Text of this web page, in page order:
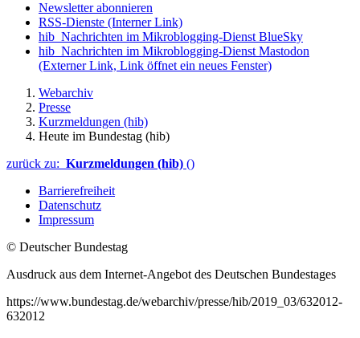
Newsletter abonnieren
RSS-Dienste (Interner Link)
hib_Nachrichten im Mikroblogging-Dienst BlueSky
hib_Nachrichten im Mikroblogging-Dienst Mastodon
(Externer Link, Link öffnet ein neues Fenster)
Webarchiv
Presse
Kurzmeldungen (hib)
Heute im Bundestag (hib)
zurück zu: Kurzmeldungen (hib) ()
Barrierefreiheit
Datenschutz
Impressum
© Deutscher Bundestag
Ausdruck aus dem Internet-Angebot des Deutschen Bundestages
https://www.bundestag.de/webarchiv/presse/hib/2019_03/632012-
632012